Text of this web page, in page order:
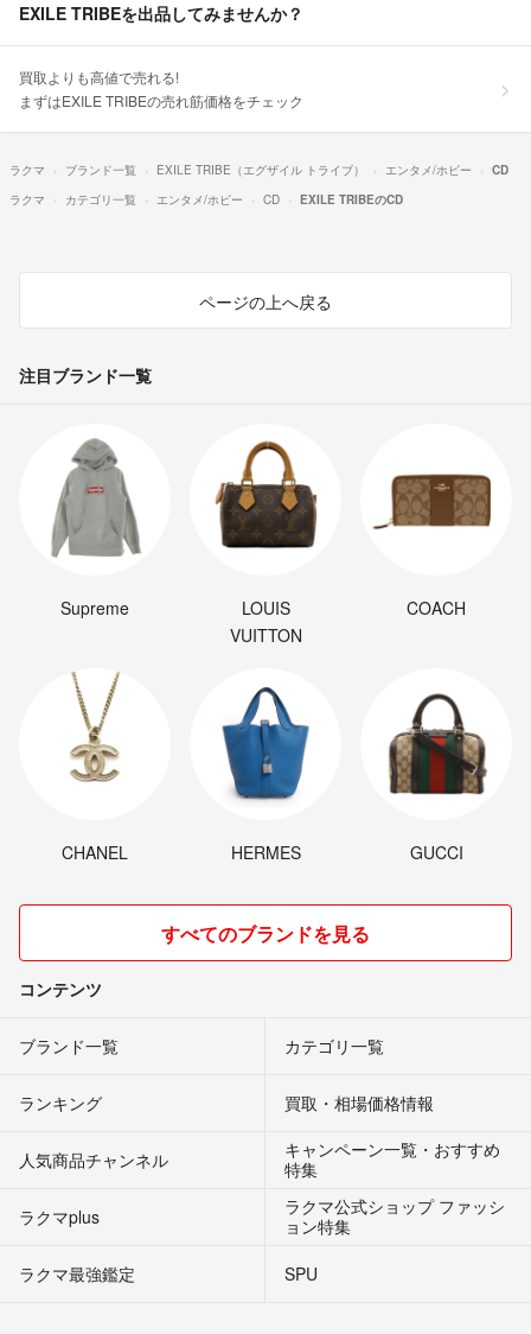
EXILE TRIBEを出品してみませんか？
買取よりも高値で売れる!
まずはEXILE TRIBEの売れ筋価格をチェック
ラクマ ブランド一覧 EXILE TRIBE（エグザイル トライブ） エンタメ/ホビー
CD
ラクマ
カテゴリ一覧 エンタメ/ホビー CD EXILE TRIBEのCD
ページの上へ戻る
注目ブランド一覧
Supreme
LOUIS
VUITTON
COACH
CHANEL HERMES GUCCI
すべてのブランドを見る
コンテンツ
ブランド一覧 カテゴリ一覧
ランキング 買取・相場価格情報
人気商品チャンネル
キャンペーン一覧・おすすめ
特集
ラクマplus
ラクマ公式ショップ ファッシ
ョン特集
ラクマ最強鑑定
SPU